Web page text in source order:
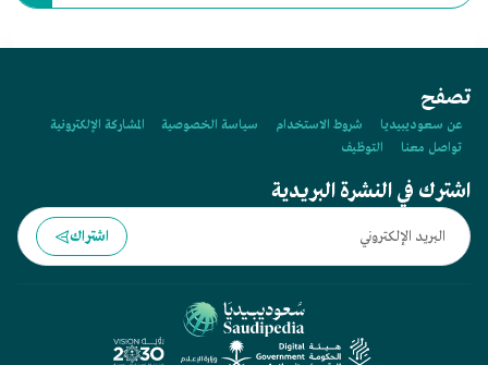
تصفح
عن سعوديبيديا شروط الاستخدام سياسة الخصوصية
المشاركة الإلكترونية
تواصل معنا
التوظيف
اشترك في النشرة البريدية
اشتراك